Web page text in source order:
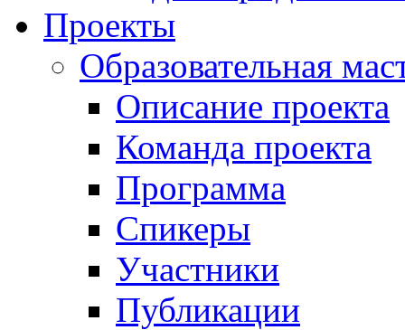
Проекты
Образовательная
Описание проекта
Команда проекта
Программа
Спикеры
Участники
Публикации